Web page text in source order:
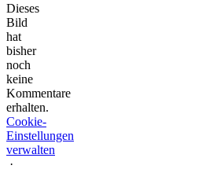
Dieses
Bild
hat
bisher
noch
keine
Kommentare
erhalten.
Cookie-
Einstellungen
verwalten
·